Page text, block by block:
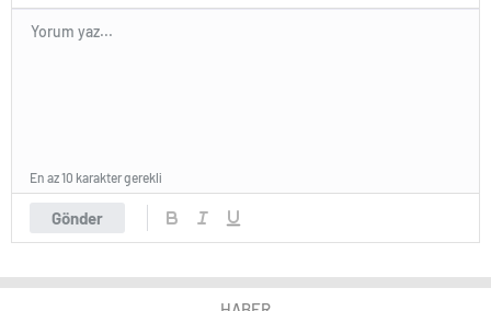
Gönder
En az 10 karakter gerekli